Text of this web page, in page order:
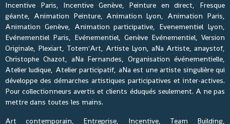
Incentive Paris, Incentive Genève, Peinture en direct, Fresque
géante, Animation Peinture, Animation Lyon, Animation Paris,
Animation Genève, Animation participative, Evenementiel Lyon,
Evénementiel Paris, Evénementiel, Genève Evénementiel, Version
Originale, Plexiart, Totem'Art, Artiste Lyon, aNa Artiste, anaystof,
Christophe Chazot, aNa Fernandes, Organisation événementielle,
Atelier ludique, Atelier participatif, aNa est une artiste singulière qui
développe des démarches artistiques participatives et inter-actives.
Pour collectionneurs avertis et clients éduqués seulement. A ne pas
mettre dans toutes les mains.
Art contemporain, Entreprise, Incentive, Team Building,